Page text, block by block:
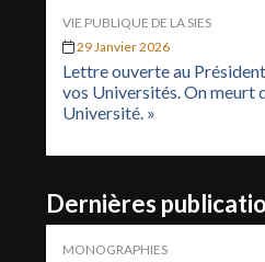
VIE PUBLIQUE DE LA SIES
29 Janvier 2026
Lettre ouverte au
vos Universités. On meurt
Université. »
Dernières
MONOGRAPHIES